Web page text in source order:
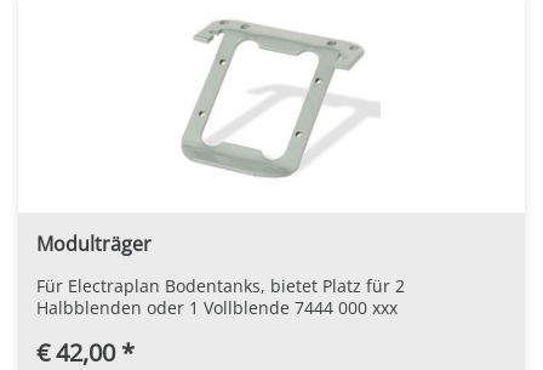
Modulträger
Für Electraplan Bodentanks, bietet Platz für 2
Halbblenden oder 1 Vollblende 7444 000 xxx
€ 42,00 *